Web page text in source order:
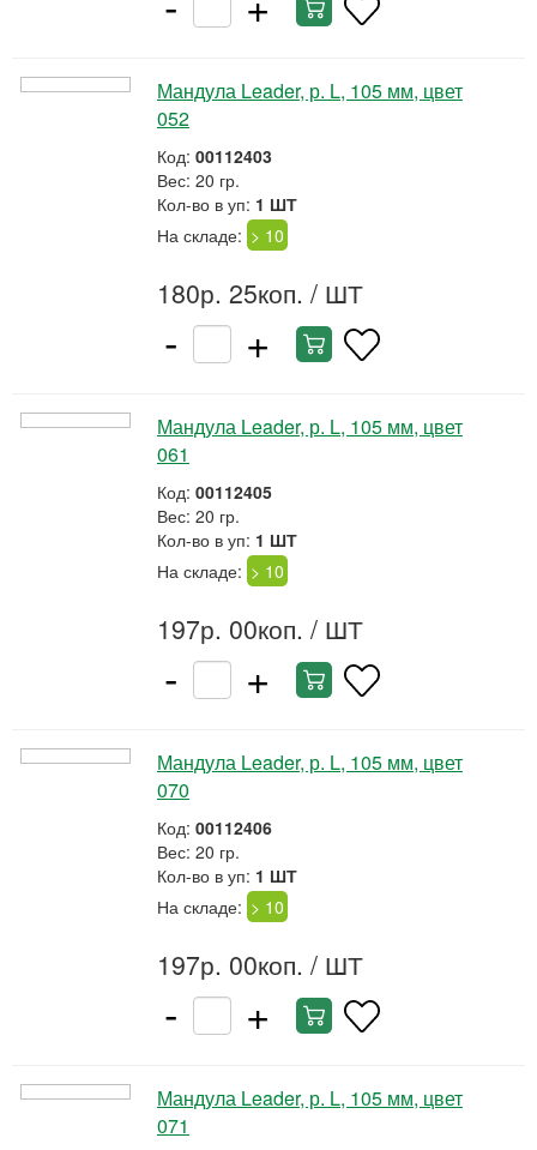
Мандула Leader, р. L, 105 мм, цвет
052
Код: 00112403
Вес: 20 гр.
Кол-во в уп: 1 ШТ
На складе: > 10
180р. 25коп. / ШТ
- +
Мандула Leader, р. L, 105 мм, цвет
061
Код: 00112405
Вес: 20 гр.
Кол-во в уп: 1 ШТ
На складе: > 10
197р. 00коп. / ШТ
- +
Мандула Leader, р. L, 105 мм, цвет
070
Код: 00112406
Вес: 20 гр.
Кол-во в уп: 1 ШТ
На складе: > 10
197р. 00коп. / ШТ
- +
Мандула Leader, р. L, 105 мм, цвет
071